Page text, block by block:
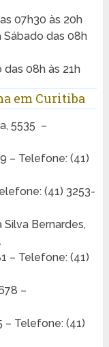
07h30 às 20h
das 08h
das 08h às 21h
em Curitiba
5535 –
– Telefone: (41)
(41) 3253-
Bernardes,
– Telefone: (41)
–
– Telefone: (41)